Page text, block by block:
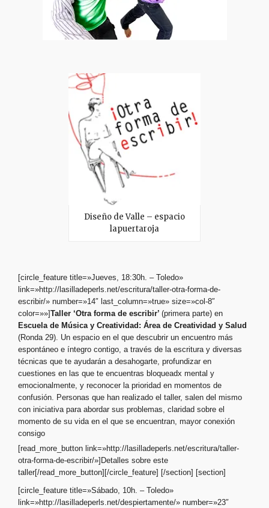
Diseño de Valle – espacio
lapuertaroja
[circle_feature title=»Jueves, 18:30h. – Toledo»
link=»http://lasilladeperls.net/escritura/taller-otra-forma-de-
escribir/» number=»14″ last_column=»true» size=»col-8″
color=»»]Taller ‘Otra forma de escribir’ (primera parte) en
Escuela de Música y Creatividad: Área de Creatividad y Salud
(Ronda 29). Un espacio en el que descubrir un encuentro más
espontáneo e íntegro contigo, a través de la escritura y diversas
técnicas que te ayudarán a desahogarte, profundizar en
cuestiones en las que te encuentras bloqueadx mental y
emocionalmente, y reconocer la prioridad en momentos de
confusión. Personas que han realizado el taller, salen del mismo
con iniciativa para abordar sus problemas, claridad sobre el
momento de su vida en el que se encuentran, mayor conexión
consigo
[read_more_button link=»http://lasilladeperls.net/escritura/taller-
otra-forma-de-escribir/»]Detalles sobre este
taller[/read_more_button][/circle_feature] [/section] [section]
[circle_feature title=»Sábado, 10h. – Toledo»
link=»http://lasilladeperls.net/despiertamente/» number=»23″